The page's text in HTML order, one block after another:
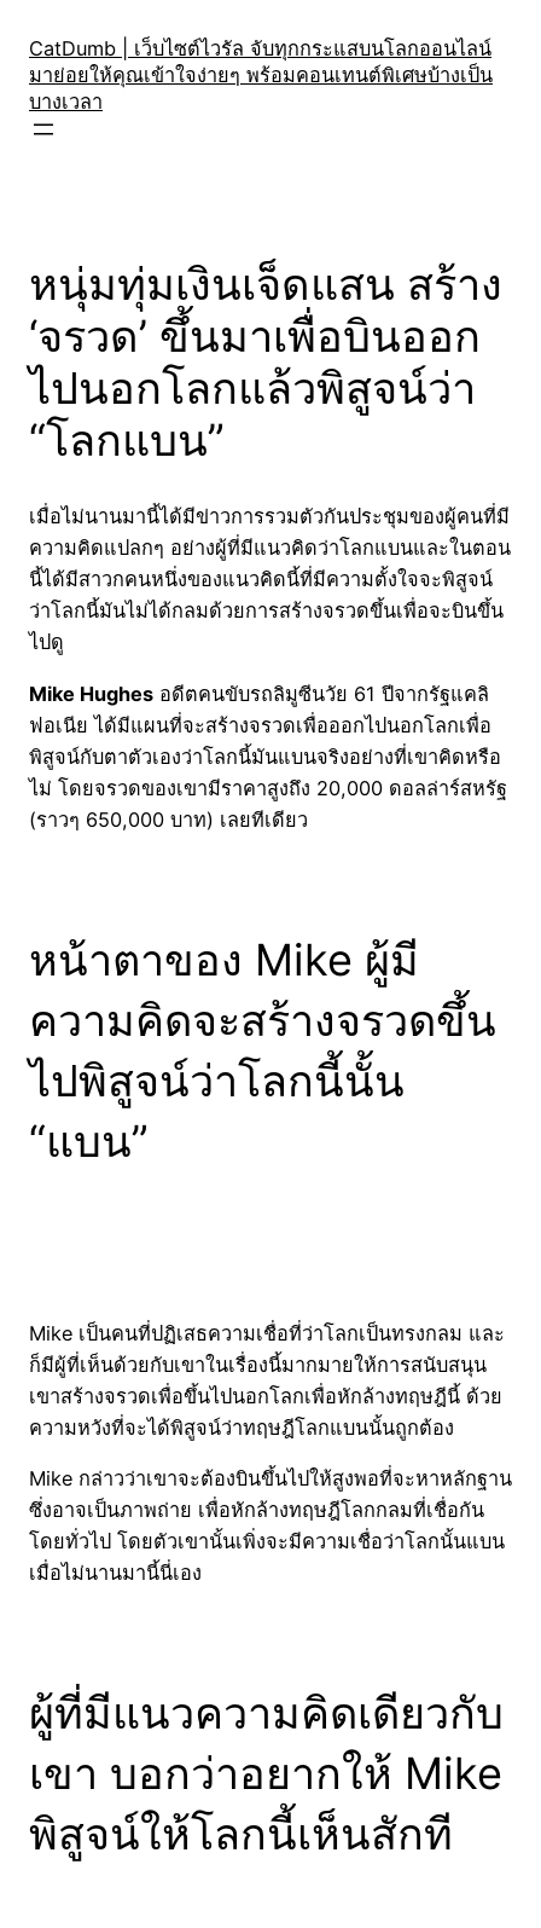
content
CatDumb | เว็บไซต์ไวรัล จับทุกกระแสบนโลกออนไลน์
มาย่อยให้คุณเข้าใจง่ายๆ พร้อมคอนเทนต์พิเศษบ้างเป็น
บางเวลา
หนุ่มทุ่มเงินเจ็ดแสน สร้าง
‘จรวด’ ขึ้นมาเพื่อบินออก
ไปนอกโลกแล้วพิสูจน์ว่า
“โลกแบน”
เมื่อไม่นานมานี้ได้มีข่าวการรวมตัวกันประชุมของผู้คนที่มี
ความคิดแปลกๆ อย่างผู้ที่มีแนวคิดว่าโลกแบนและในตอน
นี้ได้มีสาวกคนหนึ่งของแนวคิดนี้ที่มีความตั้งใจจะพิสูจน์
ว่าโลกนี้มันไม่ได้กลมด้วยการสร้างจรวดขึ้นเพื่อจะบินขึ้น
ไปดู
Mike Hughes อดีตคนขับรถลิมูซีนวัย 61 ปีจากรัฐแคลิ
ฟอเนีย ได้มีแผนที่จะสร้างจรวดเพื่อออกไปนอกโลกเพื่อ
พิสูจน์กับตาตัวเองว่าโลกนี้มันแบนจริงอย่างที่เขาคิดหรือ
ไม่ โดยจรวดของเขามีราคาสูงถึง 20,000 ดอลล่าร์สหรัฐ
(ราวๆ 650,000 บาท) เลยทีเดียว
หน้าตาของ Mike ผู้มี
ความคิดจะสร้างจรวดขึ้น
ไปพิสูจน์ว่าโลกนี้นั้น
“แบน”
Mike เป็นคนที่ปฏิเสธความเชื่อที่ว่าโลกเป็นทรงกลม และ
ก็มีผู้ที่เห็นด้วยกับเขาในเรื่องนี้มากมายให้การสนับสนุน
เขาสร้างจรวดเพื่อขึ้นไปนอกโลกเพื่อหักล้างทฤษฎีนี้ ด้วย
ความหวังที่จะได้พิสูจน์ว่าทฤษฎีโลกแบนนั้นถูกต้อง
Mike กล่าวว่าเขาจะต้องบินขึ้นไปให้สูงพอที่จะหาหลักฐาน
ซึ่งอาจเป็นภาพถ่าย เพื่อหักล้างทฤษฎีโลกกลมที่เชื่อกัน
โดยทั่วไป โดยตัวเขานั้นเพิ่งจะมีความเชื่อว่าโลกนั้นแบน
เมื่อไม่นานมานี้นี่เอง
ผู้ที่มีแนวความคิดเดียวกับ
เขา บอกว่าอยากให้ Mike
พิสูจน์ให้โลกนี้เห็นสักที